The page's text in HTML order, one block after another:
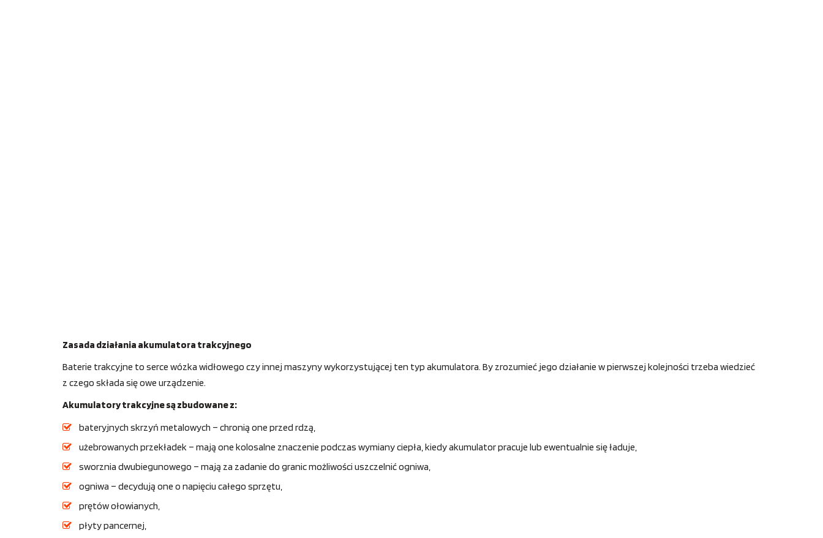
Zasada działania akumulatora trakcyjnego
Baterie trakcyjne to serce wózka widłowego czy innej maszyny wykorzystującej ten typ akumulatora. By zrozumieć jego działanie w pierwszej kolejności trzeba wiedzieć
z czego składa się owe urządzenie.
Akumulatory trakcyjne są zbudowane z:
bateryjnych skrzyń metalowych – chronią one przed rdzą,
użebrowanych przekładek – mają one kolosalne znaczenie podczas wymiany ciepła, kiedy akumulator pracuje lub ewentualnie się ładuje,
sworznia dwubiegunowego – mają za zadanie do granic możliwości uszczelnić ogniwa,
ogniwa – decydują one o napięciu całego sprzętu,
prętów ołowianych,
płyty pancernej,